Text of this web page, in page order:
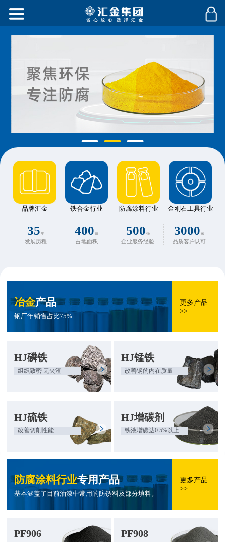
品牌汇金 铁合金行业 防腐涂料行业 金刚石工具行业
35 年
发展历程
400 亩
占地面积
500 强
企业服务经验
3000 家
品质客户认可
冶金产品
钢厂年销售占比75%
更多产品
>>
HJ磷铁
组织致密 无夹渣
HJ锰铁
改善钢的内在质量
HJ硫铁
改善切削性能
HJ增碳剂
铁液增碳达0.5%以上
防腐涂料行业专用产品
基本涵盖了目前油漆中常用的防锈料及部分填料。
更多产品
>>
PF906 PF908